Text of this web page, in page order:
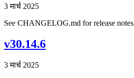
3 मार्च 2025
See CHANGELOG.md for release notes
v30.14.6
3 मार्च 2025